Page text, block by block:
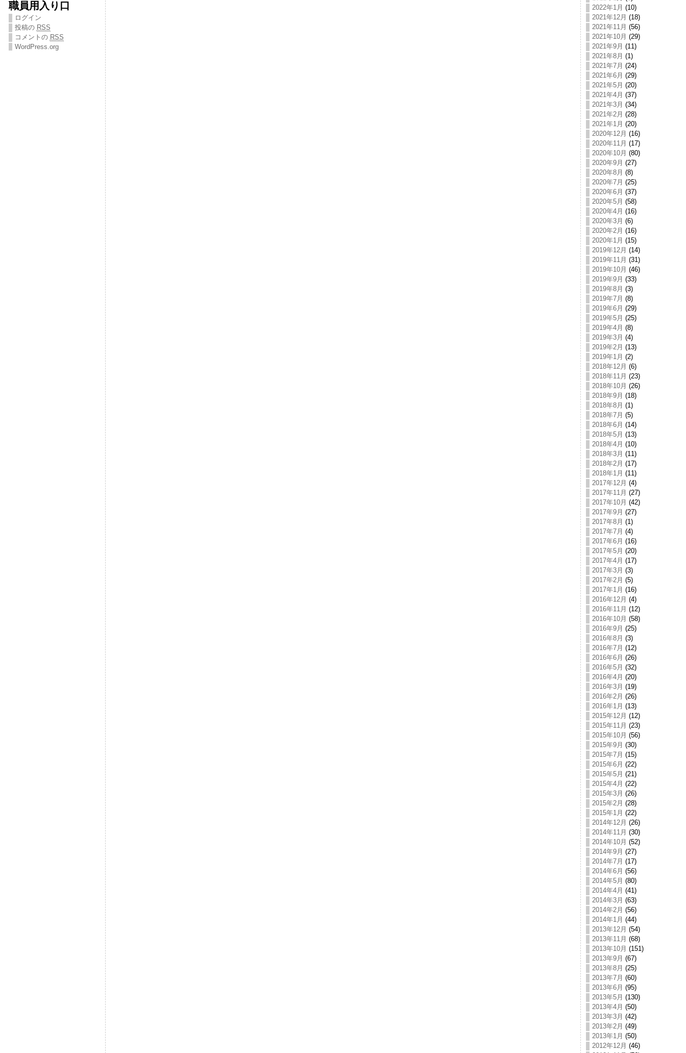
職員用入り口
ログイン
投稿の RSS
コメントの RSS
WordPress.org
2022年1月 (10)
2021年12月 (18)
2021年11月 (56)
2021年10月 (29)
2021年9月 (11)
2021年8月 (1)
2021年7月 (24)
2021年6月 (29)
2021年5月 (20)
2021年4月 (37)
2021年3月 (34)
2021年2月 (28)
2021年1月 (20)
2020年12月 (16)
2020年11月 (17)
2020年10月 (80)
2020年9月 (27)
2020年8月 (8)
2020年7月 (25)
2020年6月 (37)
2020年5月 (58)
2020年4月 (16)
2020年3月 (6)
2020年2月 (16)
2020年1月 (15)
2019年12月 (14)
2019年11月 (31)
2019年10月 (46)
2019年9月 (33)
2019年8月 (3)
2019年7月 (8)
2019年6月 (29)
2019年5月 (25)
2019年4月 (8)
2019年3月 (4)
2019年2月 (13)
2019年1月 (2)
2018年12月 (6)
2018年11月 (23)
2018年10月 (26)
2018年9月 (18)
2018年8月 (1)
2018年7月 (5)
2018年6月 (14)
2018年5月 (13)
2018年4月 (10)
2018年3月 (11)
2018年2月 (17)
2018年1月 (11)
2017年12月 (4)
2017年11月 (27)
2017年10月 (42)
2017年9月 (27)
2017年8月 (1)
2017年7月 (4)
2017年6月 (16)
2017年5月 (20)
2017年4月 (17)
2017年3月 (3)
2017年2月 (5)
2017年1月 (16)
2016年12月 (4)
2016年11月 (12)
2016年10月 (58)
2016年9月 (25)
2016年8月 (3)
2016年7月 (12)
2016年6月 (26)
2016年5月 (32)
2016年4月 (20)
2016年3月 (19)
2016年2月 (26)
2016年1月 (13)
2015年12月 (12)
2015年11月 (23)
2015年10月 (56)
2015年9月 (30)
2015年7月 (15)
2015年6月 (22)
2015年5月 (21)
2015年4月 (22)
2015年3月 (26)
2015年2月 (28)
2015年1月 (22)
2014年12月 (26)
2014年11月 (30)
2014年10月 (52)
2014年9月 (27)
2014年7月 (17)
2014年6月 (56)
2014年5月 (80)
2014年4月 (41)
2014年3月 (63)
2014年2月 (56)
2014年1月 (44)
2013年12月 (54)
2013年11月 (68)
2013年10月 (151)
2013年9月 (67)
2013年8月 (25)
2013年7月 (60)
2013年6月 (95)
2013年5月 (130)
2013年4月 (50)
2013年3月 (42)
2013年2月 (49)
2013年1月 (50)
2012年12月 (46)